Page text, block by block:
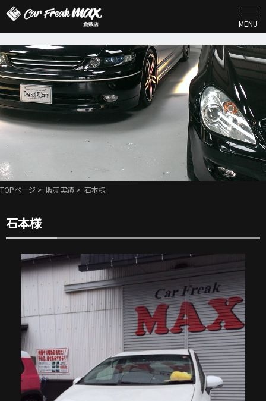
MENU
TOPページ > 販売実績 > 石本様
石本様